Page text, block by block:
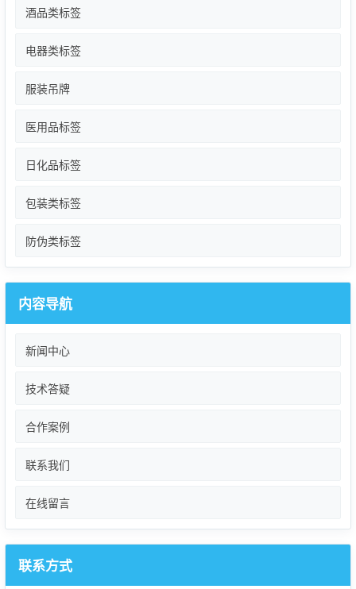
酒品类标签
电器类标签
服装吊牌
医用品标签
日化品标签
包装类标签
防伪类标签
内容导航
新闻中心
技术答疑
合作案例
联系我们
在线留言
联系方式